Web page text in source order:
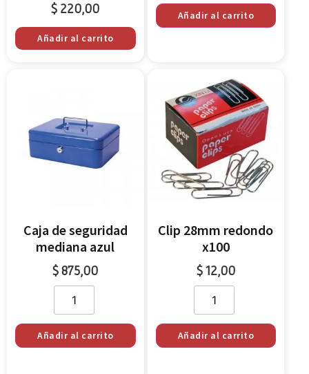
$ 220,00
Añadir al carrito
Añadir al carrito
Caja de seguridad
mediana azul
$875,00
Añadir al carrito
Clip 28mm redondo
x100
$12,00
Añadir al carrito